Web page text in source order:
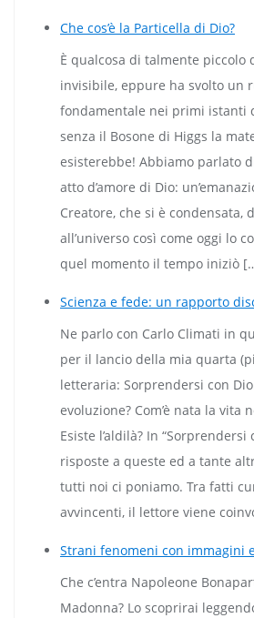
Che cos’è la Particella di Dio?
È qualcosa di talmente piccolo
invisibile, eppure ha svolto un
fondamentale nei primi istanti
senza il Bosone di Higgs la
esisterebbe! Abbiamo parlato
atto d’amore di Dio:
Creatore, che si è condensata,
all’universo così come oggi lo
quel momento il tempo iniziò
Scienza e fede: un rapporto
Ne parlo con Carlo Climati in
per il lancio della mia quarta
letteraria: Sorprendersi con
evoluzione? Com’è nata la vita
Esiste l’aldilà? In
risposte a queste ed a tante
tutti noi ci poniamo. Tra fatti
avvincenti, il lettore viene
Strani fenomeni con immagini
Che c’entra Napoleone
Madonna? Lo scoprirai